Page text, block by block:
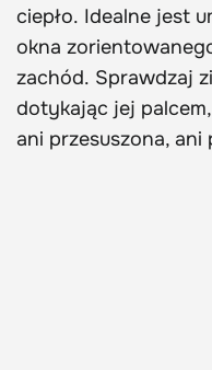
ciepło. Idealne jest
okna
zachód. Sprawdzaj
dotykając jej
ani przesuszona, ani